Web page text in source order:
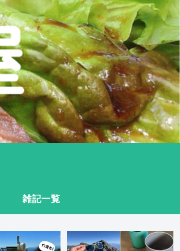
雑記一覧